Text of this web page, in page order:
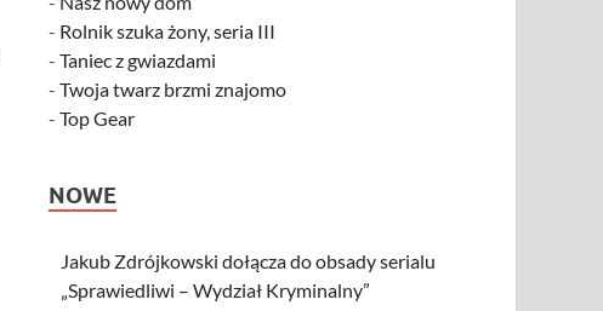
- Rolnik szuka żony, seria III
-Taniec z gwiazdami
-Twoja twarz brzmi znajomo
-Top Gear
NOWE
Jakub Zdrójkowski dołącza do obsady serialu
„Sprawiedliwi – Wydział Kryminalny”